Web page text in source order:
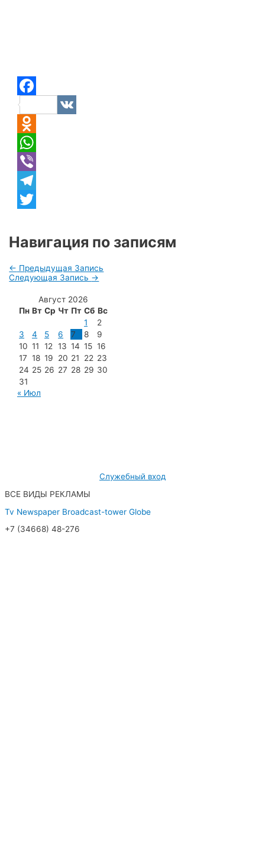
Facebook
VK
Odnoklassniki
WhatsApp
Viber
Telegram
Навигация по записям
← Предыдущая Запись
Следующая Запись →
Август 2026
Пн Вт Ср Чт Пт Сб Вс
1
2
3
4 5 6 7 8
9
10 11 12 13 14 15 16
17 18 19 20 21 22 23
24 25 26 27 28 29 30
31
« Июл
Служебный вход
ВСЕ ВИДЫ РЕКЛАМЫ
Tv Newspaper Broadcast-tower Globe
+7 (34668) 48-276